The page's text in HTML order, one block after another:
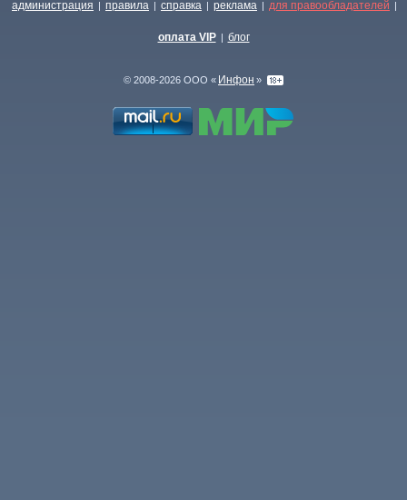
администрация | правила | справка | реклама | для правообладателей |
оплата VIP | блог
© 2008-2026 ООО « Инфон »